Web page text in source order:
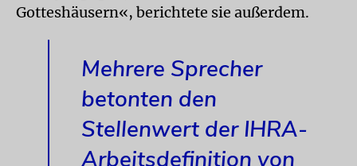
Gotteshäusern«, berichtete sie außerdem.
Mehrere Sprecher
betonten den
Stellenwert der IHRA-
Arbeitsdefinition von